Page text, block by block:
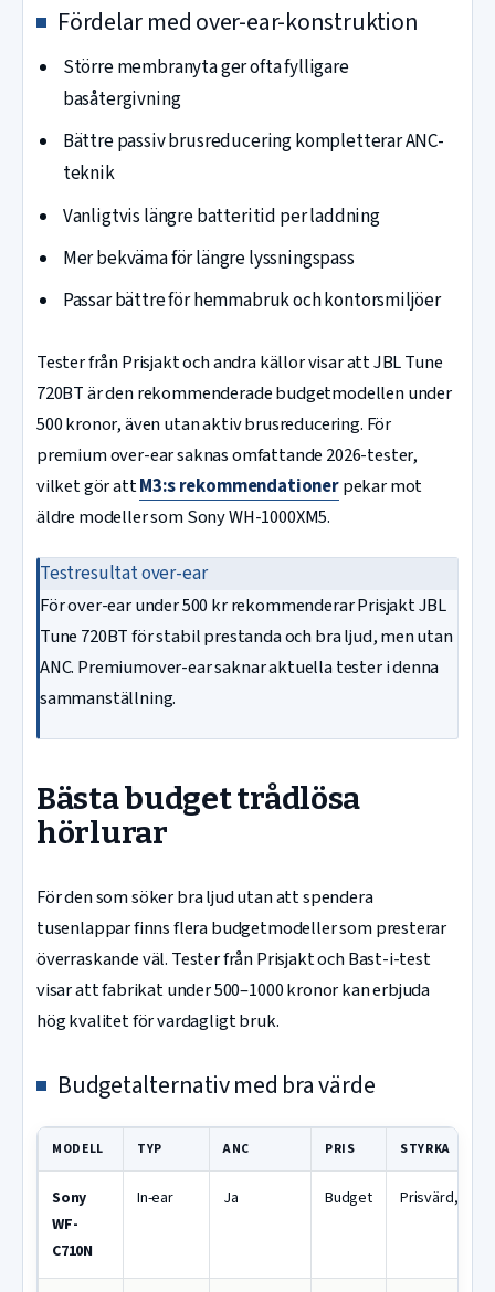
Fördelar med over-ear-konstruktion
Större membranyta ger ofta fylligare
basåtergivning
Bättre passiv brusreducering kompletterar ANC-
teknik
Vanligtvis längre batteritid per laddning
Mer bekväma för längre lyssningspass
Passar bättre för hemmabruk och kontorsmiljöer
Tester från Prisjakt och andra källor visar att JBL Tune
720BT är den rekommenderade budgetmodellen under
500 kronor, även utan aktiv brusreducering. För
premium over-ear saknas omfattande 2026-tester,
vilket gör attM3:s rekommendationerpekar mot
äldre modeller som Sony WH-1000XM5.
Testresultat over-ear
För over-ear under 500 kr rekommenderar Prisjakt JBL
Tune 720BT för stabil prestanda och bra ljud, men utan
ANC. Premiumover-ear saknar aktuella tester i denna
sammanställning.
Bästa budget trådlösa
hörlurar
För den som söker bra ljud utan att spendera
tusenlappar finns flera budgetmodeller som presterar
överraskande väl. Tester från Prisjakt och Bast-i-test
visar att fabrikat under 500–1000 kronor kan erbjuda
hög kvalitet för vardagligt bruk.
Budgetalternativ med bra värde
MODELL TYP ANC PRIS STYRKA
Sony
WF-
C710N
In-ear Ja Budget Prisvärd,